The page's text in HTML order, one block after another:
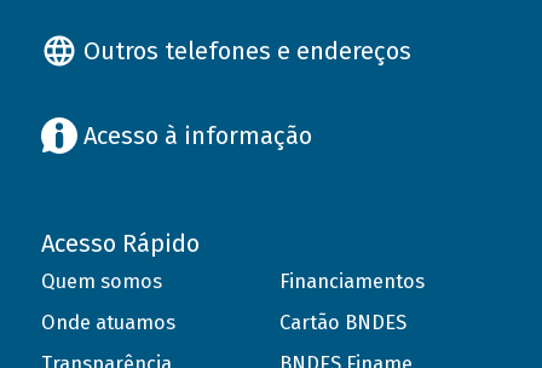
Outros telefones e endereços
Acesso à informação
Acesso Rápido
Quem somos
Onde atuamos
Financiamentos
Cartão BNDES